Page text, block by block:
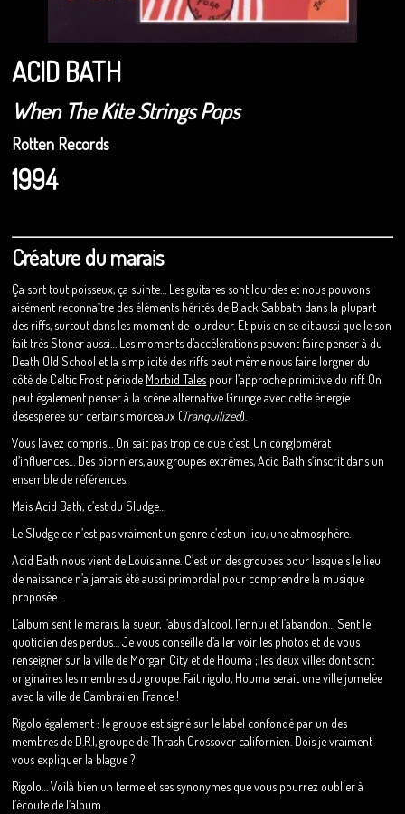
ACID BATH
When The Kite Strings Pops
Rotten Records
1994
Créature du marais
Ça sort tout poisseux, ça suinte… Les guitares sont lourdes et nous pouvons
aisément reconnaître des éléments hérités de Black Sabbath dans la plupart
des riffs, surtout dans les moment de lourdeur. Et puis on se dit aussi que le son
fait très Stoner aussi… Les moments d’accélérations peuvent faire penser à du
Death Old School et la simplicité des riffs peut même nous faire lorgner du
côté de Celtic Frost période Morbid Tales pour l’approche primitive du riff. On
peut également penser à la scène alternative Grunge avec cette énergie
désespérée sur certains morceaux (Tranquilized).
Vous l’avez compris… On sait pas trop ce que c’est. Un conglomérat
d’influences… Des pionniers, aux groupes extrêmes, Acid Bath s’inscrit dans un
ensemble de références.
Mais Acid Bath, c’est du Sludge…
Le Sludge ce n’est pas vraiment un genre c’est un lieu, une atmosphère.
Acid Bath nous vient de Louisianne. C’est un des groupes pour lesquels le lieu
de naissance n’a jamais été aussi primordial pour comprendre la musique
proposée.
L’album sent le marais, la sueur, l’abus d’alcool, l’ennui et l’abandon… Sent le
quotidien des perdus… Je vous conseille d’aller voir les photos et de vous
renseigner sur la ville de Morgan City et de Houma ; les deux villes dont sont
originaires les membres du groupe. Fait rigolo, Houma serait une ville jumelée
avec la ville de Cambrai en France !
Rigolo également : le groupe est signé sur le label confondé par un des
membres de D.R.I, groupe de Thrash Crossover californien. Dois je vraiment
vous expliquer la blague ?
Rigolo… Voilà bien un terme et ses synonymes que vous pourrez oublier à
l’écoute de l’album..